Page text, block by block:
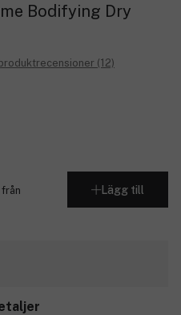
Bodifying Dry
(12)
Lägg till